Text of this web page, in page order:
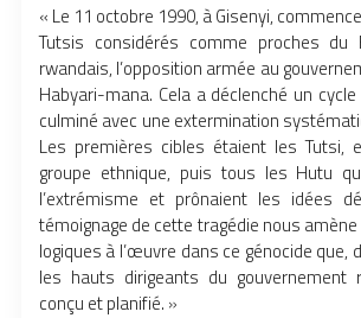
« Le 11 octobre 1990, à Gisenyi,
Tutsis considérés comme proches du
rwandais, l’opposition armée au
Habyari-mana. Cela a déclenché un
culminé avec une extermination
Les premières cibles étaient les Tutsi,
groupe ethnique, puis tous les Hutu
l’extrémisme et prônaient les idées
témoignage de cette tragédie nous
logiques à l’œuvre dans ce génocide que,
les hauts dirigeants du gouvernement
conçu et planifié. »